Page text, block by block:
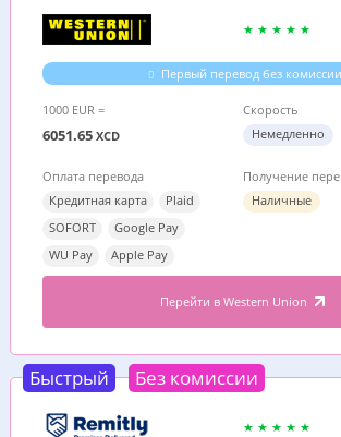
Первый перевод без комиссии
1000 EUR =
6051.65 XCD
Скорость
Немедленно
Оплата перевода
Кредитная карта
Plaid
SOFORT
Google Pay
WU Pay
Apple Pay
Получение
Наличные
Перейти в Western Union
Быстрый Без комиссии